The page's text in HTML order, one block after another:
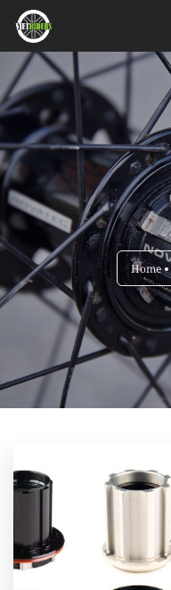
Home
Videos
Sản phẩm
Hỏi đáp nhanh
Nhật ký sửa chữa
About
Login
Home